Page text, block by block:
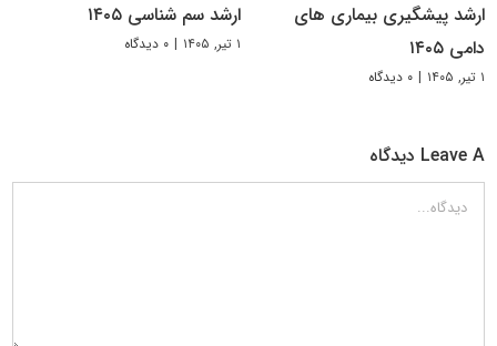
ارشد پیشگیری بیماری های
دامی ۱۴۰۵
۱ تیر, ۱۴۰۵ | ۰ دیدگاه
ارشد سم شناسی ۱۴۰۵
۱ تیر, ۱۴۰۵ | ۰ دیدگاه
Leave A دیدگاه
دیدگاه